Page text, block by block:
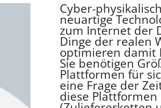
Cyber-
neuartige
zum Internet der
Dinge der realen
optimieren damit
Sie benötigen
Plattformen für
eine Frage der
diese